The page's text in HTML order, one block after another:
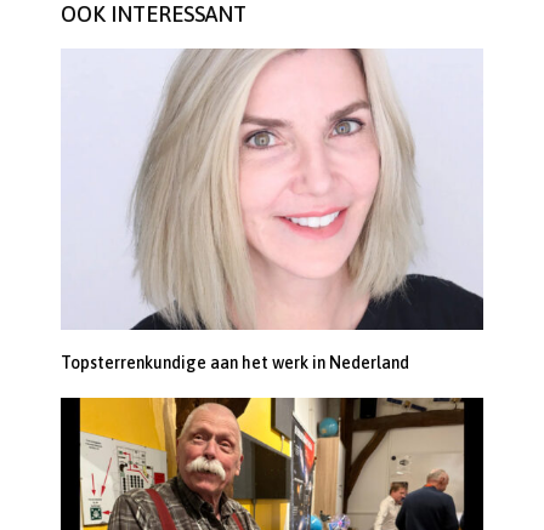
OOK INTERESSANT
Topsterrenkundige aan het werk in Nederland